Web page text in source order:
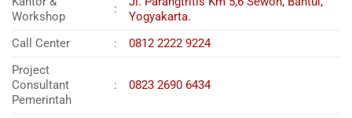
Workshop
:
Yogyakarta.
Call Center
:
0812 2222 9224
Project
Consultant
Pemerintah
: 0823 2690 6434